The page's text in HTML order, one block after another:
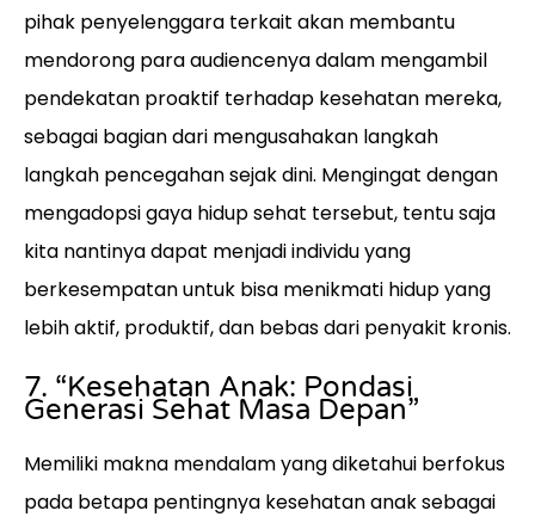
pihak penyelenggara terkait akan membantu
mendorong para audiencenya dalam mengambil
pendekatan proaktif terhadap kesehatan mereka,
sebagai bagian dari mengusahakan langkah
langkah pencegahan sejak dini. Mengingat dengan
mengadopsi gaya hidup sehat tersebut, tentu saja
kita nantinya dapat menjadi individu yang
berkesempatan untuk bisa menikmati hidup yang
lebih aktif, produktif, dan bebas dari penyakit kronis.
7. “Kesehatan Anak: Pondasi
Generasi Sehat Masa Depan”
Memiliki makna mendalam yang diketahui berfokus
pada betapa pentingnya kesehatan anak sebagai